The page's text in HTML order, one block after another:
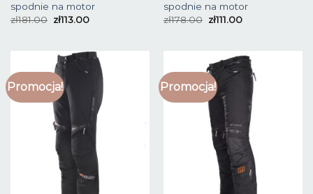
spodnie na motor
zł181.00 zł113.00
spodnie na motor
zł178.00 zł111.00
Promocja! Promocja!